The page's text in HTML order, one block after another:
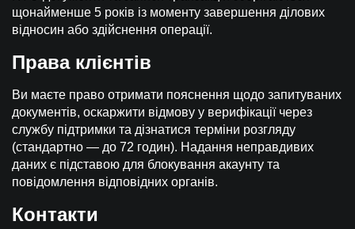
щонайменше 5 років із моменту завершення ділових
відносин або здійснення операції.
Права клієнтів
Ви маєте право отримати пояснення щодо запитуваних
документів, оскаржити відмову у верифікації через
службу підтримки та дізнатися терміни розгляду
(стандартно — до 72 годин). Надання неправдивих
даних є підставою для блокування акаунту та
повідомлення відповідних органів.
Контакти